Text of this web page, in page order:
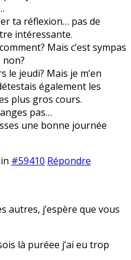
ta réflexion… pas de
intéressante.
Mais c’est sympas
non?
le jeudi? Mais je m’en
également les
plus gros cours.
pas…
une bonne journée
#59410 Répondre
autres, j’espère que vous
là puréee j’ai eu trop